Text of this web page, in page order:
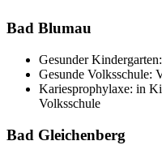
Bad Blumau
Gesunder
Gesunde Volksschule:
Kariesprophylaxe: in
Volksschule
Bad Gleichenberg